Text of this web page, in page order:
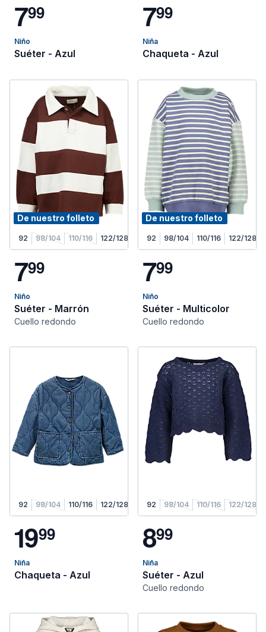
799
Niño
Suéter - Azul
799
Niña
Chaqueta - Azul
De nuestro folleto
92 98/104 110/116 122/128
799
Niño
Suéter - Marrón
Cuello redondo
De nuestro folleto
92 98/104 110/116 122/128
799
Niño
Suéter - Multicolor
Cuello redondo
92 98/104 110/116 122/128 134/140 146/152 158/164
1999
Niña
Chaqueta - Azul
92 98/104 110/116 122/128
899
Niña
Suéter - Azul
Cuello redondo